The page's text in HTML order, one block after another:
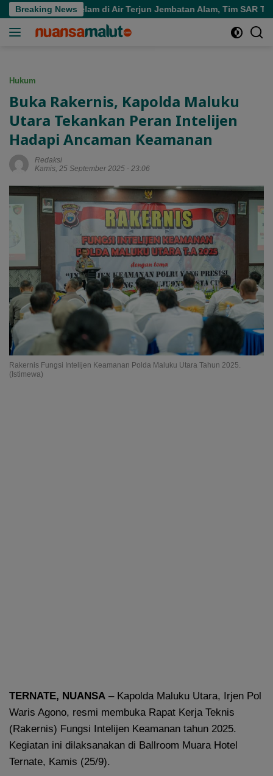
Langsung
ke
Breaking News
Tenggelam di Air Terjun Jembatan Alam, Tim SAR Turun
Hukum
Buka Rakernis, Kapolda Maluku
Utara Tekankan Peran Intelijen
Hadapi Ancaman Keamanan
Redaksi
Kamis, 25 September 2025 - 23:06
Rakernis Fungsi Intelijen Keamanan Polda Maluku Utara Tahun 2025.
(Istimewa)
TERNATE, NUANSA – Kapolda Maluku Utara, Irjen Pol
Waris Agono, resmi membuka Rapat Kerja Teknis
(Rakernis) Fungsi Intelijen Keamanan tahun 2025.
Kegiatan ini dilaksanakan di Ballroom Muara Hotel
Ternate, Kamis (25/9).